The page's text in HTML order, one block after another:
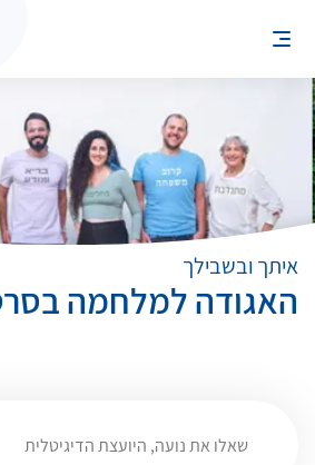
איתך ובשבילך
האגודה למלחמה